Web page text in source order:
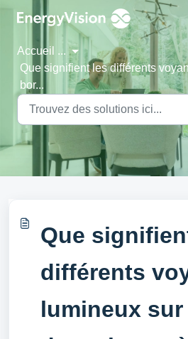
Passer au contenu principal
Accueil ...
Que signifient les différents
bor...
Que
différents
lumineux